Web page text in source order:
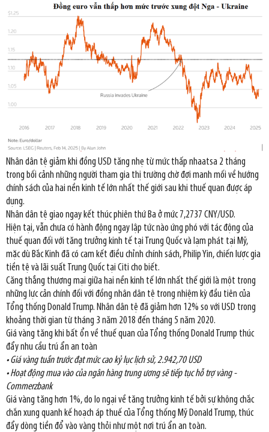
Nhân dân tệ giảm khi đồng USD tăng nhẹ từ mức thấp nhaatsa 2 tháng
trong bối cảnh những người tham gia thị trường chờ đợi manh mối về hướng
chính sách của hai nền kinh tế lớn nhất thế giới sau khi thuế quan được áp
dụng.
Nhân dân tệ giao ngay kết thúc phiên thứ Ba ở mức 7,2737 CNY/USD.
Hiện tại, vẫn chưa có hành động ngay lập tức nào ứng phó với tác động của
thuế quan đối với tăng trưởng kinh tế tại Trung Quốc và lạm phát tại Mỹ,
mặc dù Bắc Kinh đã có cam kết điều chỉnh chính sách, Philip Yin, chiến lược gia
tiền tệ và lãi suất Trung Quốc tại Citi cho biết.
Căng thẳng thương mại giữa hai nền kinh tế lớn nhất thế giới là một trong
những lực cản chính đối với đồng nhân dân tệ trong nhiệm kỳ đầu tiên của
Tổng thống Donald Trump. Nhân dân tệ đã giảm hơn 12% so với USD trong
khoảng thời gian từ tháng 3 năm 2018 đến tháng 5 năm 2020.
Giá vàng tăng khi bất ổn về thuế quan của Tổng thống Donald Trump thúc
đẩy nhu cầu trú ẩn an toàn
• Giá vàng tuần trước đạt mức cao kỷ lục lịch sử, 2.942,70 USD
• Hoạt động mua vào của ngân hàng trung ương sẽ tiếp tục hỗ trợ vàng -
Commerzbank
Giá vàng tăng hơn 1%, do lo ngại về tăng trưởng kinh tế bởi sự không chắc
chắn xung quanh kế hoạch áp thuế của Tổng thống Mỹ Donald Trump, thúc
đẩy dòng tiền đổ vào vàng thỏi như một nơi trú ẩn an toàn.